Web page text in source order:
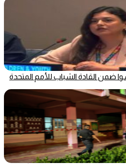
ضمن القادة الشباب للأمم المتحدة